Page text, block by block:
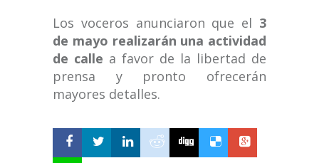
Los voceros anunciaron que el 3
de mayo realizarán una actividad
de calle a favor de la libertad de
prensa y pronto ofrecerán
mayores detalles.